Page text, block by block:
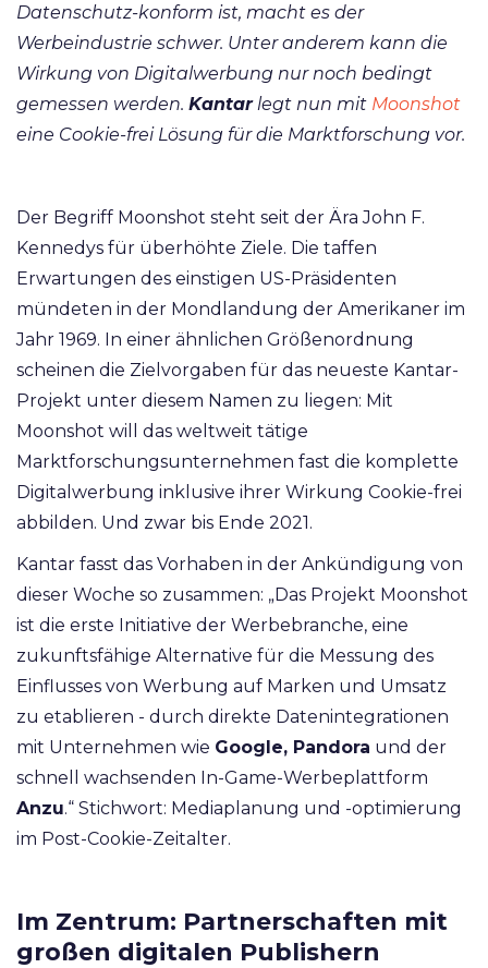
Datenschutz-konform ist, macht es der
Werbeindustrie schwer. Unter anderem kann die
Wirkung von Digitalwerbung nur noch bedingt
gemessen werden. Kantarlegt nun mit Moonshot
eine Cookie-frei Lösung für die Marktforschung vor.
Der Begriff Moonshot steht seit der Ära John F.
Kennedys für überhöhte Ziele. Die taffen
Erwartungen des einstigen US-Präsidenten
mündeten in der Mondlandung der Amerikaner im
Jahr 1969. In einer ähnlichen Größenordnung
scheinen die Zielvorgaben für das neueste Kantar-
Projekt unter diesem Namen zu liegen: Mit
Moonshot will das weltweit tätige
Marktforschungsunternehmen fast die komplette
Digitalwerbung inklusive ihrer Wirkung Cookie-frei
abbilden. Und zwar bis Ende 2021.
Kantar fasst das Vorhaben in der Ankündigung von
dieser Woche so zusammen: „Das Projekt Moonshot
ist die erste Initiative der Werbebranche, eine
zukunftsfähige Alternative für die Messung des
Einflusses von Werbung auf Marken und Umsatz
zu etablieren - durch direkte Datenintegrationen
mit Unternehmen wie Google, Pandora und der
schnell wachsenden In-Game-Werbeplattform
Anzu.“ Stichwort: Mediaplanung und -optimierung
im Post-Cookie-Zeitalter.
Im Zentrum: Partnerschaften mit
großen digitalen Publishern